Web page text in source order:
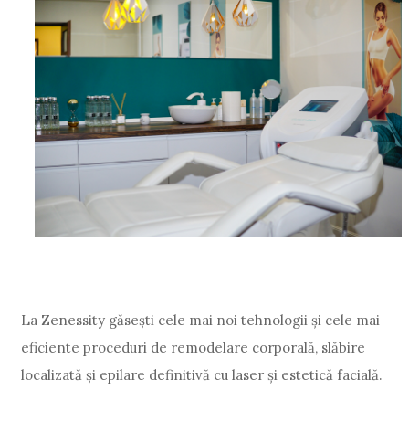
La Zenessity găsești cele mai noi tehnologii și cele mai
eficiente proceduri de remodelare corporală, slăbire
localizată și epilare definitivă cu laser și estetică facială.